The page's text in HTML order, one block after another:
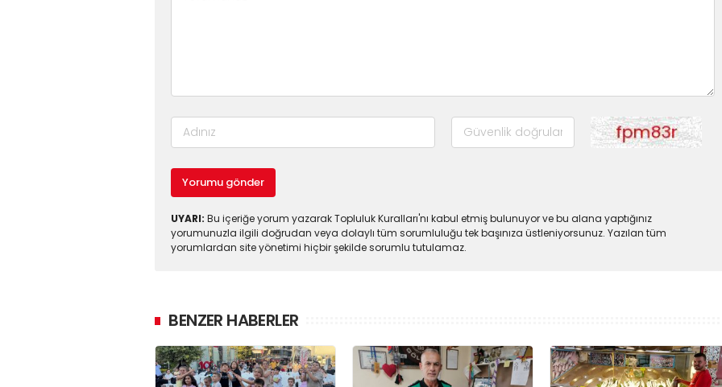
Yorumu gönder
UYARI: Bu içeriğe yorum yazarak Topluluk Kuralları'nı kabul etmiş bulunuyor ve bu alana yaptığınız
yorumunuzla ilgili doğrudan veya dolaylı tüm sorumluluğu tek başınıza üstleniyorsunuz. Yazılan tüm
yorumlardan site yönetimi hiçbir şekilde sorumlu tutulamaz.
BENZER HABERLER